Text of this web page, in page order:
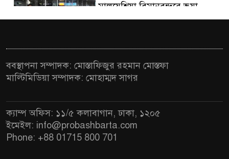
মালয়েশিয়া বিমানবন্দরে ভুয়া
ভিসায় আটকের তালিকার শীর্ষে
অভিযোগে ৫ বাংলাদেশি গ্রেফতার
৬
কুয়ালালামপুরে বিশেষ অভিযানে
বাংলাদেশিসহ ৭৭০ অভিবাসী আটক
৭
ববস্থাপনা সম্পাদক: মোস্তাফিজুর রহমান মোস্তফা
মাল্টিমিডিয়া সম্পাদক: মোহাম্মদ সাগর
ক্যাম্প অফিস: ১১/৫ কলাবাগান, ঢাকা, ১২০৫
ইমেইল: info@probashbarta.com
Phone: +88 01715 800 701